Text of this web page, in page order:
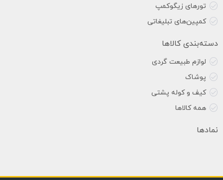
تورهای زیگوکمپ
کمپین‌های تبلیغاتی
دسته‌بندی کالاها
لوازم طبیعت گردی
پوشاک
کیف و کوله پشتی
همه کالاها
نمادها